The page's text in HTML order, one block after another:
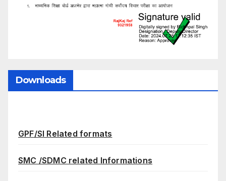
Downloads
GPF/SI Related formats
SMC /SDMC related Informations